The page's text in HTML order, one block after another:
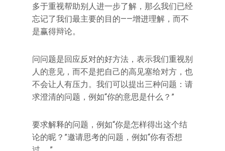
多于重视帮助别人进一步了解，那么我们已经
忘记了我们最主要的目的——增进理解，而不
是赢得辩论。
问问题是回应反对的好方法，表示我们重视别
人的意见，而不是把自己的高见塞给对方，也
不会让人有压力。我们可以提出三种问题：请
求澄清的问题，例如“你的意思是什么？”
要求解释的问题，例如“你是怎样得出这个结
论的昵？”邀请思考的问题，例如“你有否想